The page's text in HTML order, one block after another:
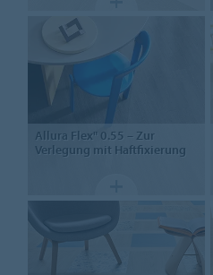
Allura Flex" 0.55 – Zur
Verlegung mit Haftfixierung